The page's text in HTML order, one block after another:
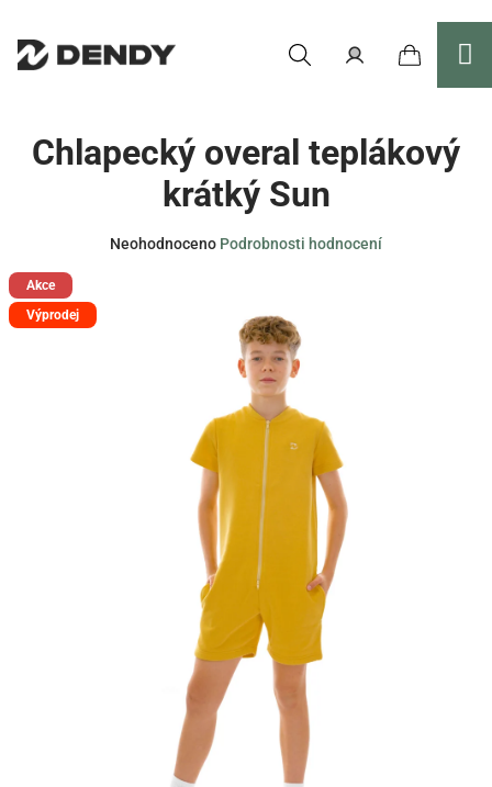
obsah
Nákupní
košík
Chlapecký overal teplákový
krátký Sun
Průměrné
Neohodnoceno Podrobnosti hodnocení
Akce
Výprodej